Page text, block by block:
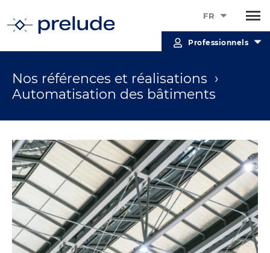
FR
Professionnels
Nos références et réalisations ›
Automatisation des bâtiments